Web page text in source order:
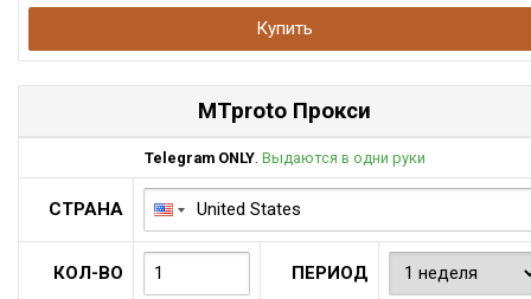
Купить
MTproto Прокси
Telegram ONLY. Выдаются в одни руки
СТРАНА
КОЛ-ВО ПЕРИОД